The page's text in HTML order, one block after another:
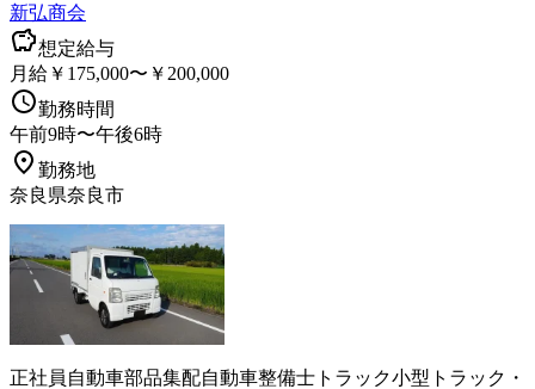
新弘商会
想定給与
月給￥175,000〜￥200,000
勤務時間
午前9時〜午後6時
勤務地
奈良県奈良市
正社員 自動車部品集配自動車整備士 トラック小型トラック・